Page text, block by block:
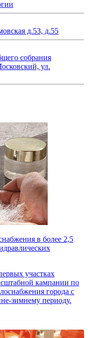
д.53, д.55
собрания
ул.
в более 2,5
участках
кампании по
города с
зимнему периоду.